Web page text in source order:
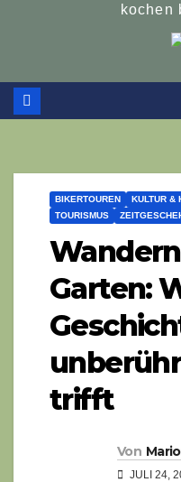
kochen
BIKERTOUREN KULTUR &
TOURISMUS
Garten:
trifft
Von
JULI 24,